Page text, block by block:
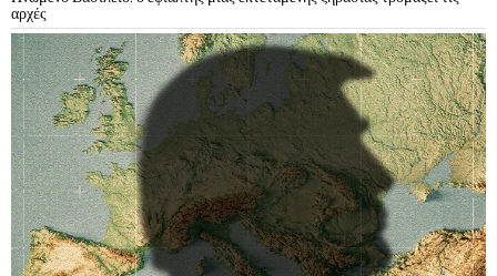
αρχές